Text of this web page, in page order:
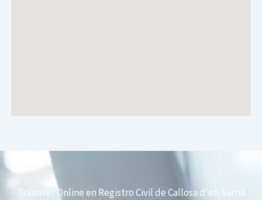
Trámites Online en Registro Civil de Callosa d'en Sarrià